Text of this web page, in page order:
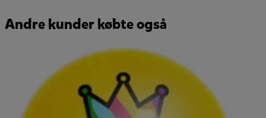
Andre kunder købte også